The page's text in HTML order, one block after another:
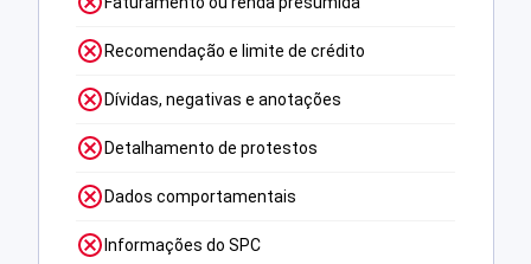
Recomendação e limite de crédito
Dívidas, negativas e anotações
Detalhamento de protestos
Dados comportamentais
Informações do SPC